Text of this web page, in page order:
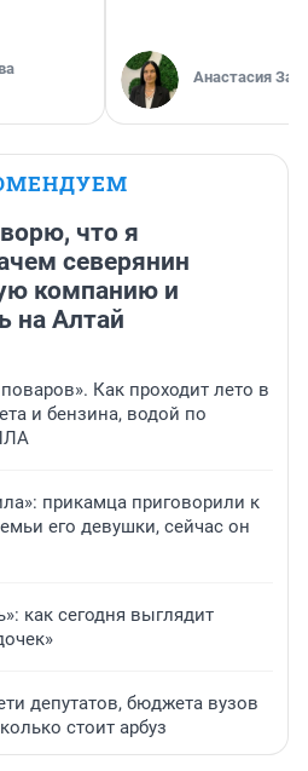
Анастасия
что я
северянин
компанию и
на Алтай
Как проходит лето в
и бензина, водой по
прикамца приговорили к
его девушки, сейчас он
как сегодня выглядит
депутатов, бюджета вузов
стоит арбуз